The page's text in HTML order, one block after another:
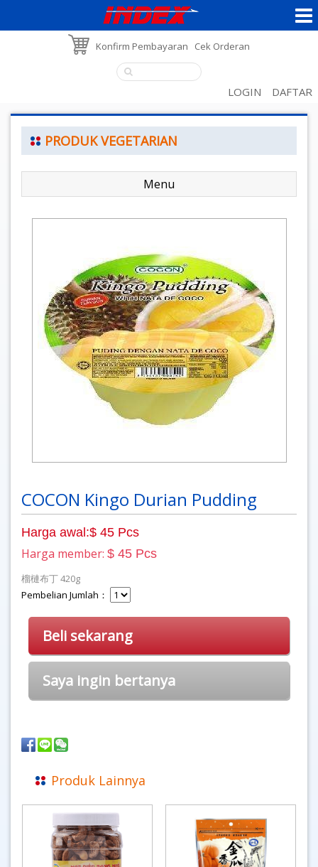
Konfirm Pembayaran Cek Orderan
LOGIN DAFTAR
PRODUK VEGETARIAN
Menu
COCON Kingo Durian Pudding
Harga awal:$ 45 Pcs
Harga member: $ 45 Pcs
榴槤布丁 420g
Pembelian Jumlah：
Beli sekarang
Saya ingin bertanya
Produk Lainnya